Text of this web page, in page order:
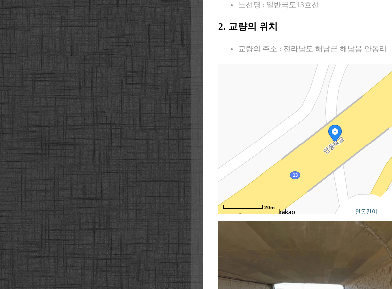
노선명 : 일반국도13호선
2. 교량의 위치
교량의 주소 : 전라남도 해남군 해남읍 안동리
20m
땅끝대로